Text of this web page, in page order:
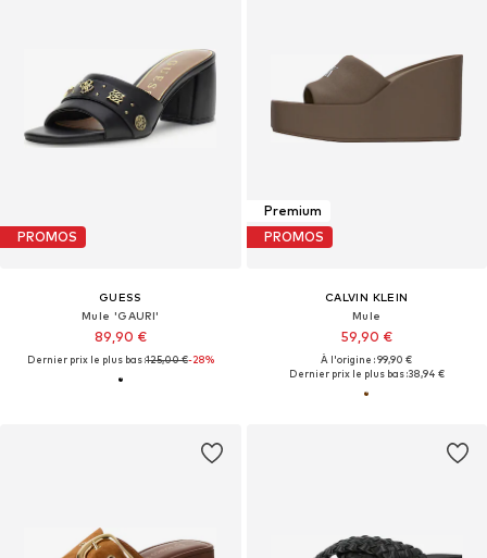
PROMOS
GUESS
Mule 'GAURI'
89,90 €
Dernier prix le plus bas :125,00 €-28%
Premium
PROMOS
CALVIN KLEIN
Mule
59,90 €
À l'origine : 99,90 €
Dernier prix le plus bas :38,94 €